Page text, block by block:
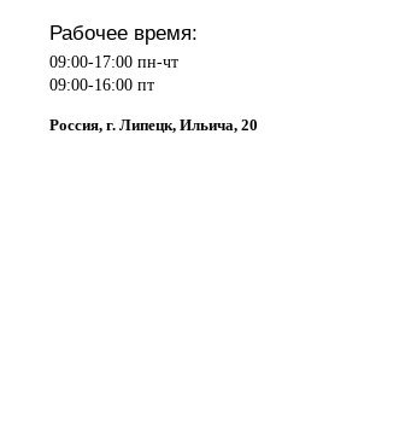
Рабочее время:
09:00-17:00 пн-чт
09:00-16:00 пт
Россия, г. Липецк, Ильича, 20